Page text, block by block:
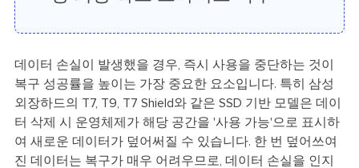
데이터 손실이 발생했을 경우, 즉시 사용을 중단하는 것이
복구 성공률을 높이는 가장 중요한 요소입니다. 특히 삼성
외장하드의 T7, T9, T7 Shield와 같은 SSD 기반 모델은 데이
터 삭제 시 운영체제가 해당 공간을 '사용 가능'으로 표시하
여 새로운 데이터가 덮어써질 수 있습니다. 한 번 덮어쓰여
진 데이터는 복구가 매우 어려우므로, 데이터 손실을 인지